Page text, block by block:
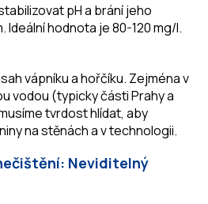
pH a brání jeho
Ideální hodnota je 80-120 mg/l.
vápníku a hořčíku. Zejména v
vodou (typicky části Prahy a
tvrdost hlídat, aby
na stěnách a v technologii.
Neviditelný